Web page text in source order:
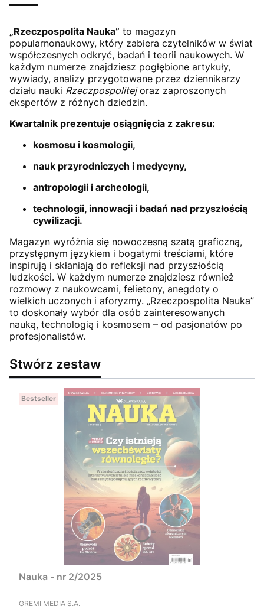
„Rzeczpospolita Nauka” to magazyn
popularnonaukowy, który zabiera czytelników w świat
współczesnych odkryć, badań i teorii naukowych. W
każdym numerze znajdziesz pogłębione artykuły,
wywiady, analizy przygotowane przez dziennikarzy
działu nauki Rzeczpospolitejoraz zaproszonych
ekspertów z różnych dziedzin.
Kwartalnik prezentuje osiągnięcia z zakresu:
kosmosu i kosmologii,
nauk przyrodniczych i medycyny,
antropologii i archeologii,
technologii, innowacji i badań nad przyszłością
cywilizacji.
Magazyn wyróżnia się nowoczesną szatą graficzną,
przystępnym językiem i bogatymi treściami, które
inspirują i skłaniają do refleksji nad przyszłością
ludzkości. W każdym numerze znajdziesz również
rozmowy z naukowcami, felietony, anegdoty o
wielkich uczonych i aforyzmy. „Rzeczpospolita Nauka”
to doskonały wybór dla osób zainteresowanych
nauką, technologią i kosmosem – od pasjonatów po
profesjonalistów.
Stwórz zestaw
Bestseller
Nauka - nr 2/2025
PRODUCENT
GREMI MEDIA S.A.